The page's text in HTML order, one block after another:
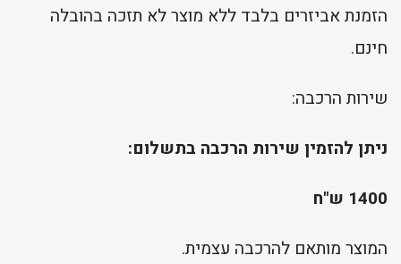
הזמנת אביזרים בלבד ללא מוצר לא תזכה בהובלה
חינם.
שירות הרכבה:
ניתן להזמין שירות הרכבה בתשלום:
1400 ש"ח
המוצר מותאם להרכבה עצמית.